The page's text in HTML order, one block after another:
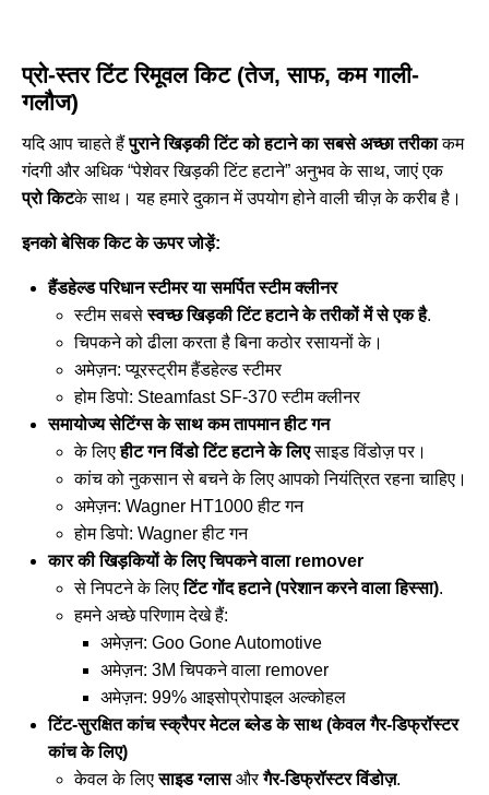
प्रो-स्तर टिंट रिमूवल किट (तेज, साफ, कम गाली-
गलौज)
यदि आप चाहते हैंपुराने खिड़की टिंट को हटाने का सबसे अच्छा तरीकाकम
गंदगी और अधिक “पेशेवर खिड़की टिंट हटाने” अनुभव के साथ, जाएं एक
प्रो किटके साथ। यह हमारे दुकान में उपयोग होने वाली चीज़ के करीब है।
इनको बेसिक किट के ऊपर जोड़ें:
हैंडहेल्ड परिधान स्टीमर या समर्पित स्टीम क्लीनर
स्टीम सबसेस्वच्छ खिड़की टिंट हटाने के तरीकों में से एक है.
चिपकने को ढीला करता है बिना कठोर रसायनों के।
अमेज़न:प्यूरस्ट्रीम हैंडहेल्ड स्टीमर
होम डिपो: Steamfast SF-370 स्टीम क्लीनर
समायोज्य सेटिंग्स के साथ कम तापमान हीट गन
के लिएहीट गन विंडो टिंट हटाने के लिएसाइड विंडोज़ पर।
कांच को नुकसान से बचने के लिए आपको नियंत्रित रहना चाहिए।
अमेज़न: Wagner HT1000 हीट गन
होम डिपो: Wagner हीट गन
कार की खिड़कियों के लिए चिपकने वाला remover
से निपटने के लिएटिंट गोंद हटाने (परेशान करने वाला हिस्सा).
हमने अच्छे परिणाम देखे हैं:
अमेज़न: Goo Gone Automotive
अमेज़न: 3M चिपकने वाला remover
अमेज़न: 99% आइसोप्रोपाइल अल्कोहल
टिंट-सुरक्षित कांच स्क्रैपर मेटल ब्लेड के साथ (केवल गैर-डिफ्रॉस्टर
कांच के लिए)
केवल के लिएसाइड ग्लासऔरगैर-डिफ्रॉस्टर विंडोज़.